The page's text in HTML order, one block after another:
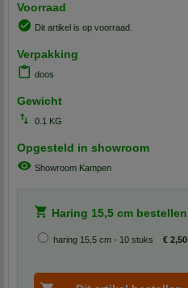
Voorraad
Dit artikel is op voorraad.
Verpakking
doos
Gewicht
0.1 KG
Opgesteld in showroom
Showroom Kampen
Haring 15,5 cm bestellen
haring 15,5 cm - 10 stuks € 2,50